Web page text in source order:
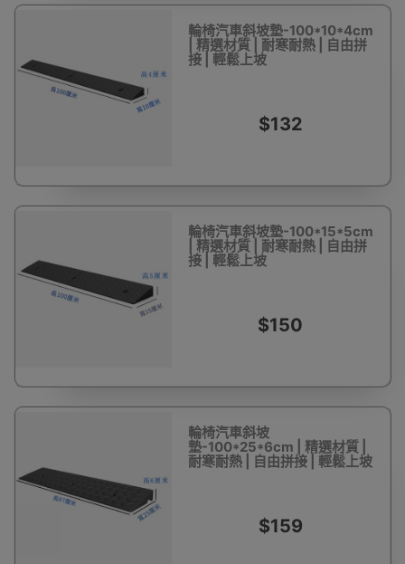
輪椅汽車斜坡墊-100*10*4cm
| 精選材質 | 耐寒耐熱 | 自由拼
接 | 輕鬆上坡
$132
輪椅汽車斜坡墊-100*15*5cm
| 精選材質 | 耐寒耐熱 | 自由拼
接 | 輕鬆上坡
$150
輪椅汽車斜坡
墊-100*25*6cm | 精選材質 |
耐寒耐熱 | 自由拼接 | 輕鬆上坡
$159